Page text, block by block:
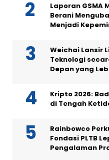
Laporan GSMA
Berani
Menjadi
Weichai Lansir
Teknologi
Depan yang
Kripto 2026:
di Tengah
Rainbowco
Fondasi PLTB
Pengalaman